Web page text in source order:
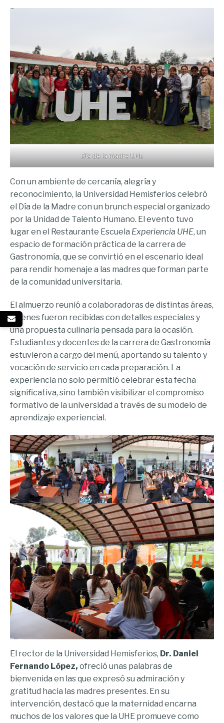
Día de la madre UHE
Con un ambiente de cercanía, alegría y
reconocimiento, la Universidad Hemisferios celebró
el Día de la Madre con un brunch especial organizado
por la Unidad de Talento Humano. El evento tuvo
lugar en el Restaurante Escuela Experiencia UHE, un
espacio de formación práctica de la carrera de
Gastronomía, que se convirtió en el escenario ideal
para rendir homenaje a las madres que forman parte
de la comunidad universitaria.
El almuerzo reunió a colaboradoras de distintas áreas,
quienes fueron recibidas con detalles especiales y
una propuesta culinaria pensada para la ocasión.
Estudiantes y docentes de la carrera de Gastronomía
estuvieron a cargo del menú, aportando su talento y
vocación de servicio en cada preparación. La
experiencia no solo permitió celebrar esta fecha
significativa, sino también visibilizar el compromiso
formativo de la universidad a través de su modelo de
aprendizaje experiencial.
El rector de la Universidad Hemisferios, Dr. Daniel
Fernando López, ofreció unas palabras de
bienvenida en las que expresó su admiración y
gratitud hacia las madres presentes. En su
intervención, destacó que la maternidad encarna
muchos de los valores que la UHE promueve como